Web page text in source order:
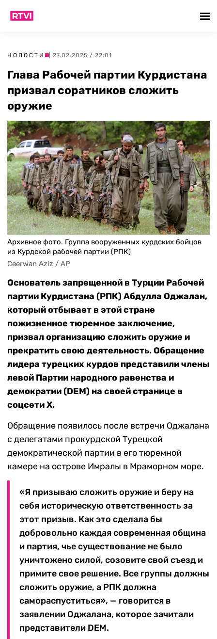
НОВОСТИ | 27.02.2025 / 22:01
Глава Рабочей партии Курдистана
призвал соратников сложить
оружие
Архивное фото. Группа вооруженных курдских бойцов
из Курдской рабочей партии (РПК)
Ceerwan Aziz / AP
Основатель запрещенной в Турции Рабочей
партии Курдистана (РПК) Абдулла Оджалан,
который отбывает в этой стране
пожизненное тюремное заключение,
призвал организацию сложить оружие и
прекратить свою деятельность. Обращение
лидера турецких курдов представили члены
левой Партии народного равенства и
демократии (DEM) на своей странице в
соцсети Х.
Обращение появилось после встречи Оджалана
с делегатами прокурдской Турецкой
демократической партии в его тюремной
камере на острове Имралы в Мраморном море.
«Я призываю сложить оружие и беру на
себя историческую ответственность за
этот призыв. Как это сделала бы
добровольно каждая современная община
и партия, чье существование не было
уничтожено силой, созовите свой съезд и
примите свое решение. Все группы должны
сложить оружие, а РПК должна
самораспуститься», — говорится в
заявлении Оджалана, которое зачитали
представители DEM.